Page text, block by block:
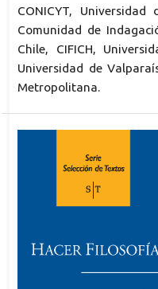
CONICYT,
Comunidad de
Chile, CIFICH,
Universidad de
Metropolitana.